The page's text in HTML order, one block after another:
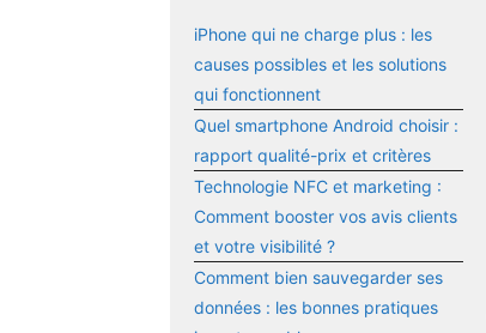
iPhone qui ne charge plus : les
causes possibles et les solutions
qui fonctionnent
Quel smartphone Android choisir :
rapport qualité-prix et critères
Technologie NFC et marketing :
Comment booster vos avis clients
et votre visibilité ?
Comment bien sauvegarder ses
données : les bonnes pratiques